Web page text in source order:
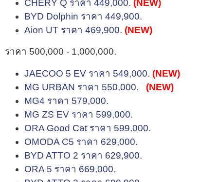
CHERY Q ราคา 449,000. (NEW)
BYD Dolphin ราคา 449,900.
Aion UT ราคา 469,900. (NEW)
ราคา 500,000 - 1,000,000.
JAECOO 5 EV ราคา 549,000. (NEW)
MG URBAN ราคา 550,000.
(NEW)
MG4 ราคา 579,000.
MG ZS EV ราคา 599,000.
ORA Good Cat ราคา 599,000.
OMODA C5 ราคา 629,000.
BYD ATTO 2 ราคา 629,900.
ORA 5 ราคา 669,000.